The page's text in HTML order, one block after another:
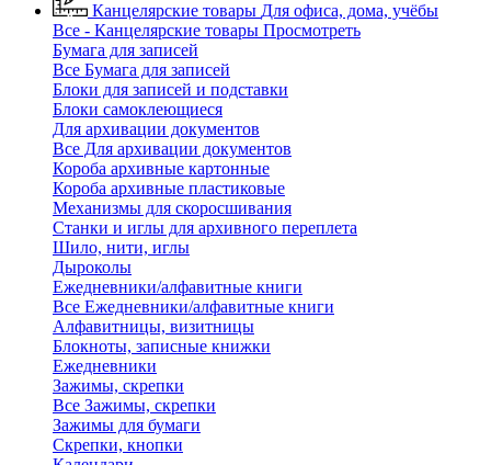
Канцелярские товары Для офиса, дома, учёбы
Все - Канцелярские товары Просмотреть
Бумага для записей
Все Бумага для записей
Блоки для записей и подставки
Блоки самоклеющиеся
Для архивации документов
Все Для архивации документов
Короба архивные картонные
Короба архивные пластиковые
Механизмы для скоросшивания
Станки и иглы для архивного переплета
Шило, нити, иглы
Дыроколы
Ежедневники/алфавитные книги
Все Ежедневники/алфавитные книги
Алфавитницы, визитницы
Блокноты, записные книжки
Ежедневники
Зажимы, скрепки
Все Зажимы, скрепки
Зажимы для бумаги
Скрепки, кнопки